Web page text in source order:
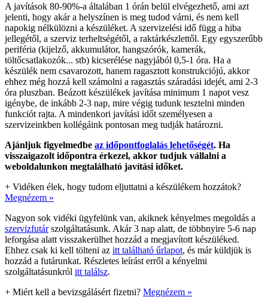
A javítások 80-90%-a általában 1 órán belül elvégezhető, ami azt
jelenti, hogy akár a helyszínen is meg tudod várni, és nem kell
napokig nélkülözni a készüléket. A szervizelési idő függ a hiba
jellegétől, a szerviz terheltségétől, a raktárkészlettől. Egy egyszerűbb
periféria (kijelző, akkumulátor, hangszórók, kamerák,
töltőcsatlakozók... stb) kicserélése nagyjából 0,5-1 óra. Ha a
készülék nem csavarozott, hanem ragasztott konstrukciójú, akkor
ehhez még hozzá kell számolni a ragasztás száradási idejét, ami 2-3
óra pluszban. Beázott készülékek javítása minimum 1 napot vesz
igénybe, de inkább 2-3 nap, mire végig tudunk tesztelni minden
funkciót rajta. A mindenkori javítási időt személyesen a
szervizeinkben kollégáink pontosan meg tudják határozni.
Ajánljuk figyelmedbe az időpontfoglalás lehetőségét. Ha
visszaigazolt időpontra érkezel, akkor tudjuk vállalni a
weboldalunkon megtalálható javítási időket.
+ Vidéken élek, hogy tudom eljuttatni a készülékem hozzátok?
Megnézem »
Nagyon sok vidéki ügyfelünk van, akiknek kényelmes megoldás a
szervizfutárszolgáltatásunk. Akár 3 nap alatt, de többnyire 5-6 nap
leforgása alatt visszakerülhet hozzád a megjavított készüléked.
Ehhez csak ki kell tölteni az itt található űrlapot, és már küldjük is
hozzád a futárunkat. Részletes leírást erről a kényelmi
szolgáltatásunkról itt találsz.
+ Miért kell a bevizsgálásért fizetni? Megnézem »